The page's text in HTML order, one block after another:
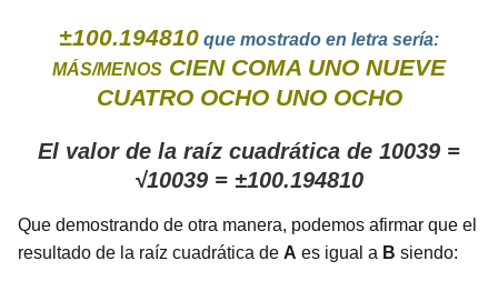
±100.194810 que mostrado en letra sería:
MÁS/MENOS CIEN COMA UNO NUEVE
CUATRO OCHO UNO OCHO
El valor de la raíz cuadrática de 10039 =
√10039 = ±100.194810
Que demostrando de otra manera, podemos afirmar que el
resultado de la raíz cuadrática de A es igual a B siendo: